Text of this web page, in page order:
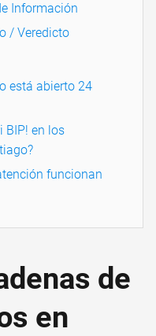
Información
/ Veredicto
está abierto 24
BIP! en los
funcionan
de
en